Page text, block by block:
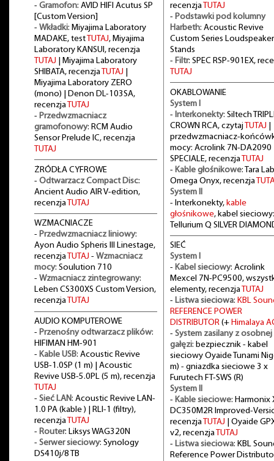
- Gramofon: AVID HIFI Acutus SP
[Custom Version]
- Wkładki: Miyajima Laboratory
MADAKE, test TUTAJ, Miyajima
Laboratory KANSUI, recenzja
TUTAJ | Miyajima Laboratory
SHIBATA, recenzja TUTAJ
Miyajima Laboratory ZERO
(mono) | Denon DL-103SA,
recenzja TUTAJ
- Przedwzmacniacz
gramofonowy: RCM Audio
Sensor Prelude IC, recenzja
TUTAJ
ŻRÓDŁA CYFROWE
- Odtwarzacz Compact Disc:
Ancient Audio AIR V-edition,
recenzjaTUTAJ
WZMACNIACZE
- Przedwzmacniacz liniowy:
Ayon Audio Spheris III Linestage,
recenzja TUTAJ - Wzmacniacz
mocy: Soulution 710
- Wzmacniacz zintegrowany:
Leben CS300XS Custom Version,
recenzja TUTAJ
AUDIO KOMPUTEROWE
- Przenośny odtwarzacz plików:
HIFIMAN HM-901
- Kable USB: Acoustic Revive
USB-1.0SP (1 m) | Acoustic
Revive USB-5.0PL (5 m), recenzja
TUTAJ
- Sieć LAN: Acoustic Revive LAN-
1.0 PA (kable ) | RLI-1 (filtry),
recenzja TUTAJ
- Router: Liksys WAG320N
- Serwer sieciowy: Synology
DS410j/8 TB
recenzja TUTAJ
- Podstawki pod kolumny
Harbeth: Acoustic Revive
Custom Series Loudspeaker
Stands
- Filtr: SPEC RSP-901EX,
TUTAJ
OKABLOWANIE
System I
- Interkonekty: Siltech
CROWN RCA, czytaj TUTAJ
przedwzmacniacz-
mocy: Acrolink 7N-DA2090
SPECIALE, recenzjaTUTAJ
- Kable głośnikowe: Tara
Omega Onyx, recenzja
System II
- Interkonekty, kable
głośnikowe, kabel sieciowy:
Tellurium Q SILVER
SIEĆ
System I
- Kabel sieciowy: Acrolink
Mexcel 7N-PC9500,
elementy, recenzja TUTAJ
- Listwa sieciowa: KBL
REFERENCE POWER
DISTRIBUTOR(+ Himalaya
- System zasilany z osobnej
gałęzi: bezpiecznik - kabel
sieciowy Oyaide Tunami
m) - gniazdka sieciowe 3 x
Furutech FT-SWS (R)
System II
- Kable sieciowe: Harmonix
DC350M2R Improved-
recenzja TUTAJ | Oyaide
v2, recenzja TUTAJ
- Listwa sieciowa: KBL
Reference Power